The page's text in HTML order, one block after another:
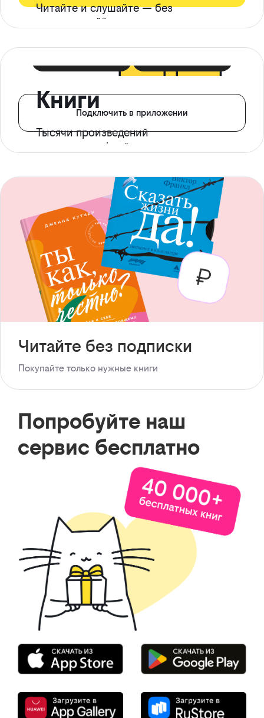
Читайте и слушайте — без
ограничений*
Книги
Тысячи произведений
с доступом офлайн
Подключить в приложении
Читайте без подписки
Покупайте только нужные книги
Попробуйте наш
сервис бесплатно